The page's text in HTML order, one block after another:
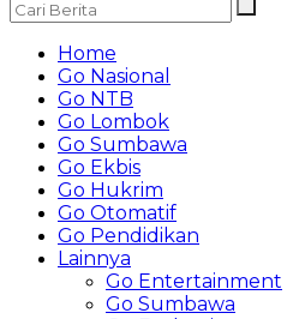
Home
Go Nasional
Go NTB
Go Lombok
Go Sumbawa
Go Ekbis
Go Hukrim
Go Otomatif
Go Pendidikan
Lainnya
Go Entertainment
Go Sumbawa